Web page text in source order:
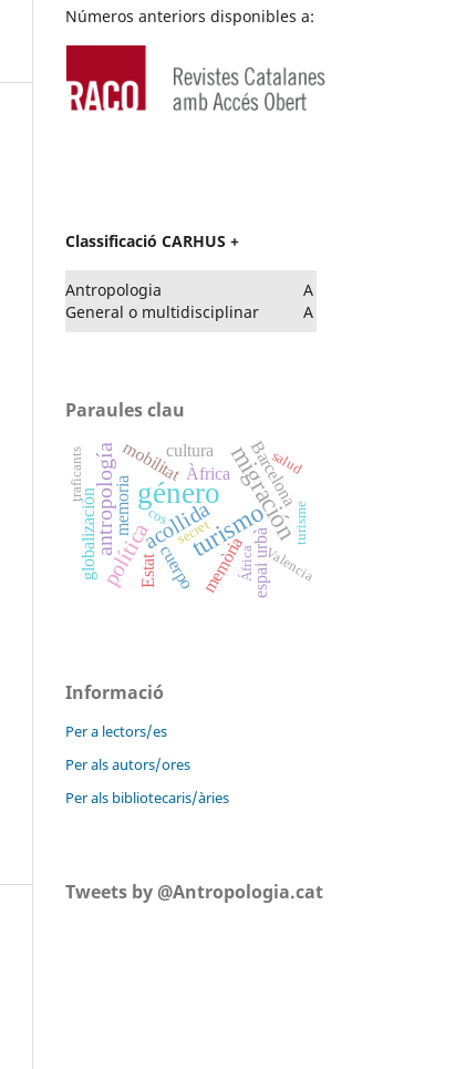
Números anteriors disponibles a:
Classificació CARHUS +
Antropologia
General o multidisciplinar
A
A
Paraules clau
géneromigración
turismo
acollida
política
antropología
cuerpo
memoria
Àfrica
memòria
Barcelona
globalización Estat
mobilitat
espai urbà
cultura
cos
Valencia
África
salud
traficants
secret turisme
Informació
Per a lectors/es
Per als autors/ores
Per als bibliotecaris/àries
Tweets by @Antropologia.cat